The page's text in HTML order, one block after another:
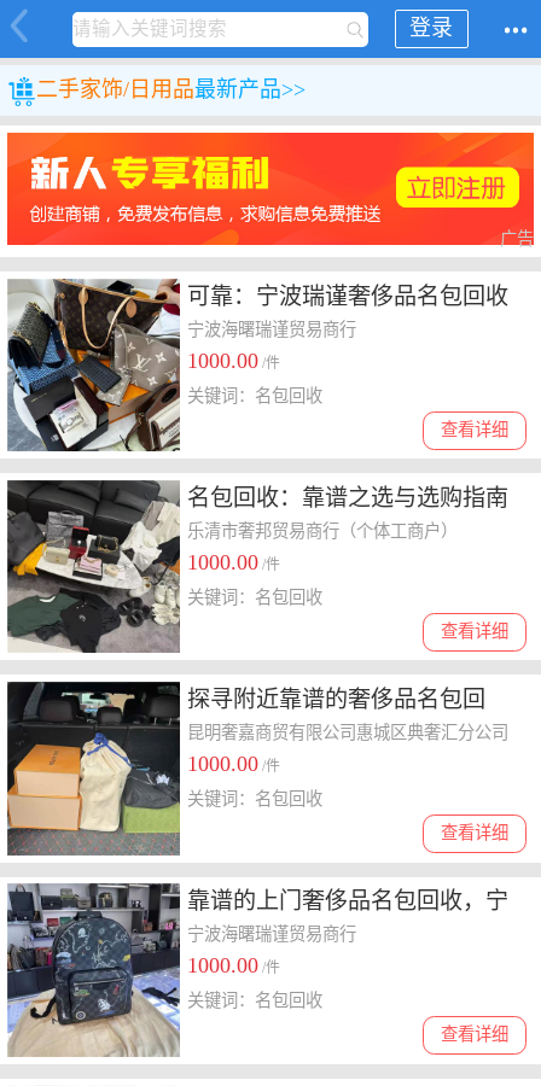
登录
二手家饰/日用品最新产品>>
广告
可靠：宁波瑞谨奢侈品名包回收
店
宁波海曙瑞谨贸易商行
1000.00 /件
查看详细
关键词：名包回收
名包回收：靠谱之选与选购指南
乐清市奢邦贸易商行（个体工商户）
1000.00 /件
查看详细
关键词：名包回收
探寻附近靠谱的奢侈品名包回
收：价格、口碑与服务的之选
昆明奢嘉商贸有限公司惠城区典奢汇分公司
1000.00 /件
查看详细
关键词：名包回收
靠谱的上门奢侈品名包回收，宁
波瑞谨值得选择
宁波海曙瑞谨贸易商行
1000.00 /件
查看详细
关键词：名包回收